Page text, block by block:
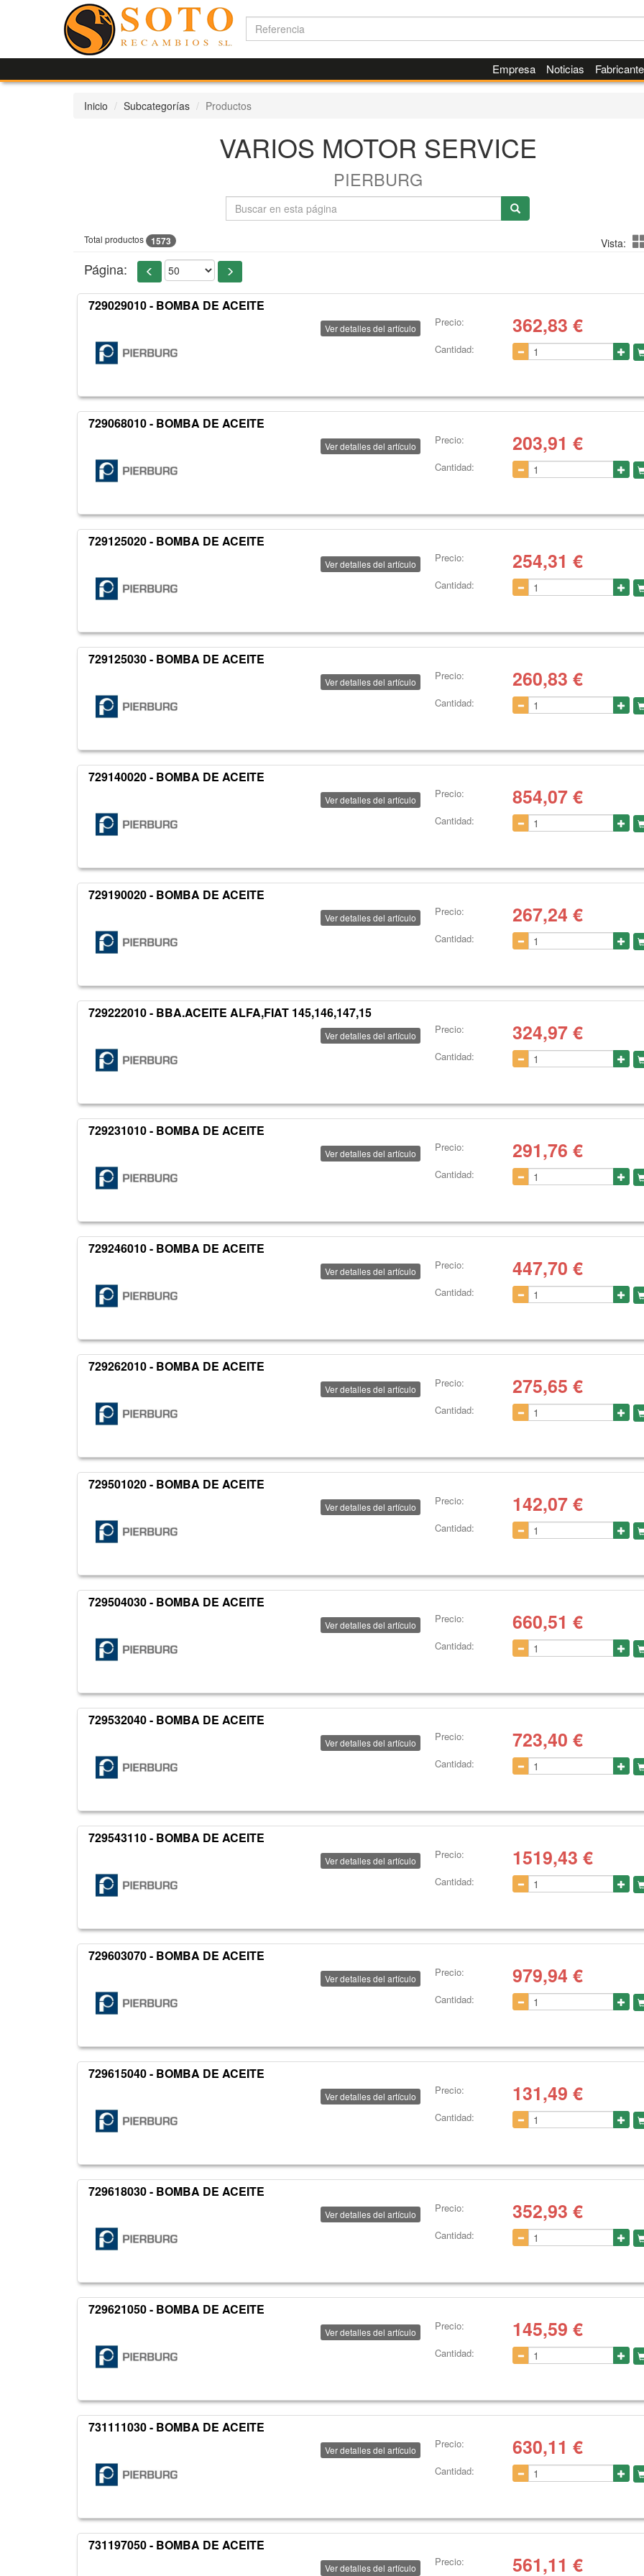
Empresa Noticias
Inicio Subcategorías Productos
VARIOS MOTOR SERVICE
PIERBURG
Total productos 1573 Vista:
Página:
729029010 - BOMBA DE ACEITE
Ver detalles del artículo Precio: 362,83 €
Cantidad:
729068010 - BOMBA DE ACEITE
Ver detalles del artículo Precio: 203,91 €
Cantidad:
729125020 - BOMBA DE ACEITE
Ver detalles del artículo Precio: 254,31 €
Cantidad:
729125030 - BOMBA DE ACEITE
Ver detalles del artículo Precio: 260,83 €
Cantidad:
729140020 - BOMBA DE ACEITE
Ver detalles del artículo Precio: 854,07€
Cantidad:
729190020 - BOMBA DE ACEITE
Ver detalles del artículo Precio: 267,24 €
Cantidad:
729222010 - BBA.ACEITE ALFA,FIAT 145,146,147,15
Ver detalles del artículo Precio: 324,97€
Cantidad:
729231010 - BOMBA DE ACEITE
Ver detalles del artículo Precio: 291,76 €
Cantidad:
729246010 - BOMBA DE ACEITE
Ver detalles del artículo Precio: 447,70 €
Cantidad:
729262010 - BOMBA DE ACEITE
Ver detalles del artículo Precio: 275,65 €
Cantidad:
729501020 - BOMBA DE ACEITE
Ver detalles del artículo Precio: 142,07€
Cantidad:
729504030 - BOMBA DE ACEITE
Ver detalles del artículo Precio: 660,51 €
Cantidad:
729532040 - BOMBA DE ACEITE
Ver detalles del artículo Precio: 723,40 €
Cantidad:
729543110 - BOMBA DE ACEITE
Ver detalles del artículo Precio: 1519,43 €
Cantidad:
729603070 - BOMBA DE ACEITE
Ver detalles del artículo Precio: 979,94 €
Cantidad:
729615040 - BOMBA DE ACEITE
Ver detalles del artículo Precio: 131,49 €
Cantidad:
729618030 - BOMBA DE ACEITE
Ver detalles del artículo Precio: 352,93 €
Cantidad:
729621050 - BOMBA DE ACEITE
Ver detalles del artículo Precio: 145,59 €
Cantidad:
731111030 - BOMBA DE ACEITE
Ver detalles del artículo Precio: 630,11 €
Cantidad:
731197050 - BOMBA DE ACEITE
Ver detalles del artículo Precio: 561,11 €